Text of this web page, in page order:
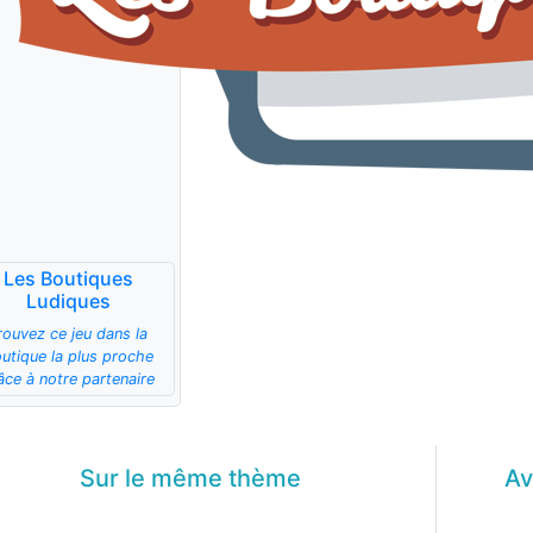
Les Boutiques
Ludiques
ce jeu dans la
la plus proche
à notre partenaire
Sur le même thème